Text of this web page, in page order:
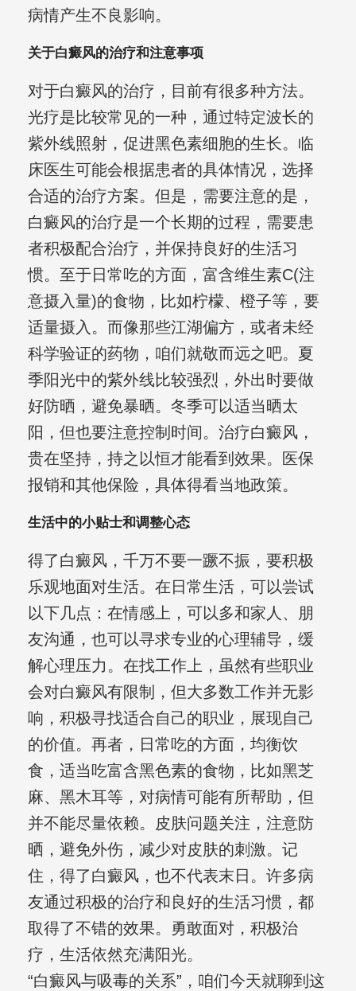
病情产生不良影响。
关于白癜风的治疗和注意事项
对于白癜风的治疗，目前有很多种方法。
光疗是比较常见的一种，通过特定波长的
紫外线照射，促进黑色素细胞的生长。临
床医生可能会根据患者的具体情况，选择
合适的治疗方案。但是，需要注意的是，
白癜风的治疗是一个长期的过程，需要患
者积极配合治疗，并保持良好的生活习
惯。至于日常吃的方面，富含维生素C(注
意摄入量)的食物，比如柠檬、橙子等，要
适量摄入。而像那些江湖偏方，或者未经
科学验证的药物，咱们就敬而远之吧。夏
季阳光中的紫外线比较强烈，外出时要做
好防晒，避免暴晒。冬季可以适当晒太
阳，但也要注意控制时间。治疗白癜风，
贵在坚持，持之以恒才能看到效果。医保
报销和其他保险，具体得看当地政策。
生活中的小贴士和调整心态
得了白癜风，千万不要一蹶不振，要积极
乐观地面对生活。在日常生活，可以尝试
以下几点：在情感上，可以多和家人、朋
友沟通，也可以寻求专业的心理辅导，缓
解心理压力。在找工作上，虽然有些职业
会对白癜风有限制，但大多数工作并无影
响，积极寻找适合自己的职业，展现自己
的价值。再者，日常吃的方面，均衡饮
食，适当吃富含黑色素的食物，比如黑芝
麻、黑木耳等，对病情可能有所帮助，但
并不能尽量依赖。皮肤问题关注，注意防
晒，避免外伤，减少对皮肤的刺激。记
住，得了白癜风，也不代表末日。许多病
友通过积极的治疗和良好的生活习惯，都
取得了不错的效果。勇敢面对，积极治
疗，生活依然充满阳光。
“白癜风与吸毒的关系”，咱们今天就聊到这